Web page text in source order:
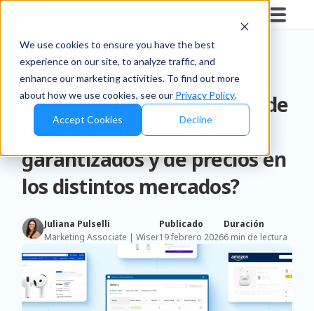
We use cookies to ensure you have the best
experience on our site, to analyze traffic, and
enhance our marketing activities. To find out more
about how we use cookies, see our Privacy Policy.
Accept Cookies Decline
¿Cómo pueden las marcas
online aplicar las políticas de
precios mínimos
garantizados y de precios en
los distintos mercados?
Juliana Pulselli
Marketing Associate | Wiser
Publicado
19 febrero 2026
Duración
6 min de lectura